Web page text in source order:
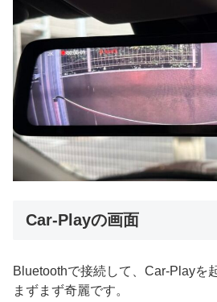
Car-Playの画面
Bluetoothで接続して、Car-Playを
まずまず奇麗です。